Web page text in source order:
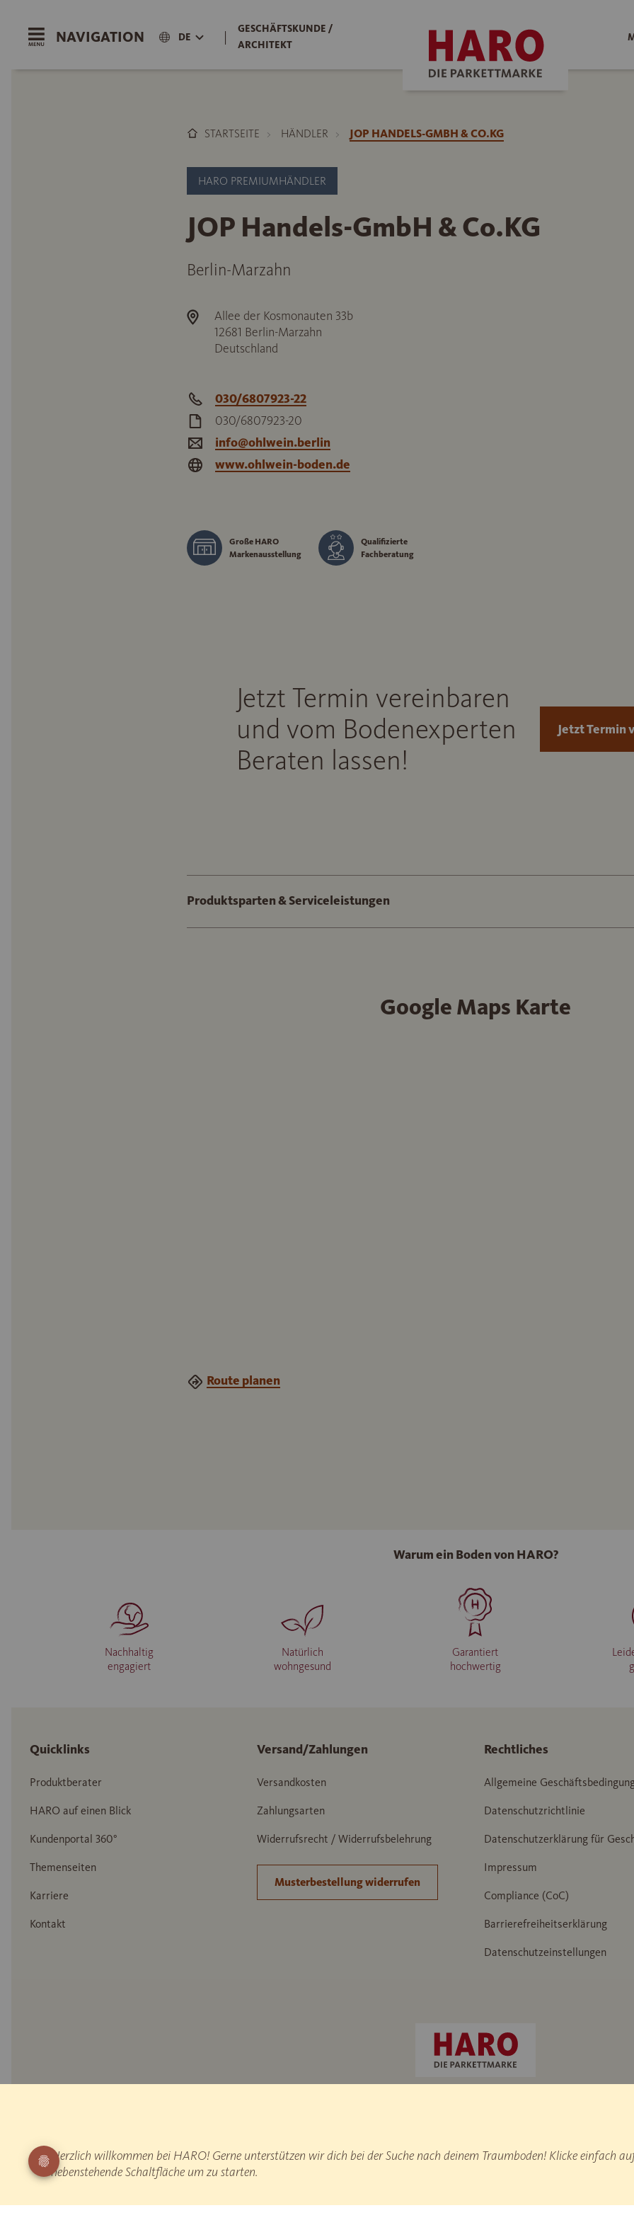
NAVIGATION DE |
GESCHÄFTSKUNDE /
ARCHITEKT
STARTSEITE HÄNDLER JOP HANDELS-GMBH & CO.KG
HARO PREMIUMHÄNDLER
JOP Handels-GmbH & Co.KG
Berlin-Marzahn
Allee der Kosmonauten 33b
12681 Berlin-Marzahn
Deutschland
030/6807923-22
030/6807923-20
info@ohlwein.berlin
www.ohlwein-boden.de
Große HARO
Markenausstellung
Qualifizierte
Fachberatung
Jetzt Termin vereinbaren
und vom Bodenexperten
Beraten lassen!
Jetzt Termin
Produktsparten & Serviceleistungen
Google Maps Karte
Route planen
Herzlich willkommen bei HARO! Gerne unterstützen wir dich bei der Suche nach deinem Traumboden! Klicke einfach
nebenstehende Schaltfläche um zu starten.
Warum ein Boden von HARO?
Nachhaltig
engagiert
Natürlich
wohngesund
Garantiert
hochwertig
Quicklinks
Produktberater
HARO auf einen Blick
Kundenportal 360°
Themenseiten
Karriere
Kontakt
Versand/Zahlungen
Versandkosten
Zahlungsarten
Widerrufsrecht / Widerrufsbelehrung
Musterbestellung widerrufen
Rechtliches
Allgemeine
Datenschutzrichtlinie
Datenschutzerklärung für
Impressum
Compliance (CoC)
Barrierefreiheitserklärung
Datenschutzeinstellungen
** Messung des reflektierten Gehschalls: EPLF WD 021029-5 „Impulshammer“ / IHD Werknorm 438
„Begehen“
¹ HARO ist Deutschlands führender Parketthersteller nach Zahlen der Produktionsstatistik.